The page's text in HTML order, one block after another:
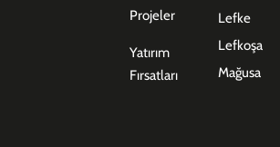
Projeler
Yatırım
Fırsatları
Lefke
Lefkoşa
Mağusa